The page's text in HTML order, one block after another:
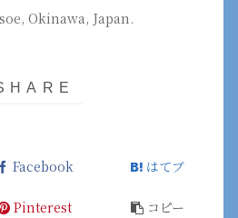
Okinawa, Japan.
Facebook はてブ
Pinterest コピー